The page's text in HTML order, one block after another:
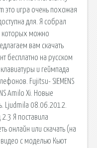
это игра очень похожая
для. Я собрал
которых можно
вам скачать
бесплатно на русском
и геймпада
Fujitsu- SIEMENS
Amilo Xi. Новые
Ljudmila 08.06.2012.
Я поставила
онлайн или скачать (на
с моделью Кьют